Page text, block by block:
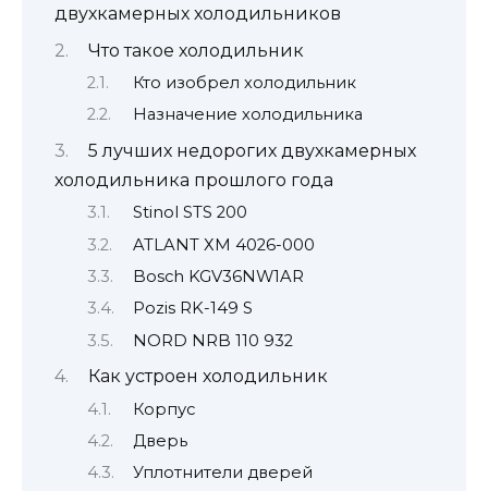
двухкамерных холодильников
Что такое холодильник
Кто изобрел холодильник
Назначение холодильника
5 лучших недорогих двухкамерных
холодильника прошлого года
Stinol STS 200
ATLANT ХМ 4026-000
Bosch KGV36NW1AR
Pozis RK-149 S
NORD NRB 110 932
Как устроен холодильник
Корпус
Дверь
Уплотнители дверей